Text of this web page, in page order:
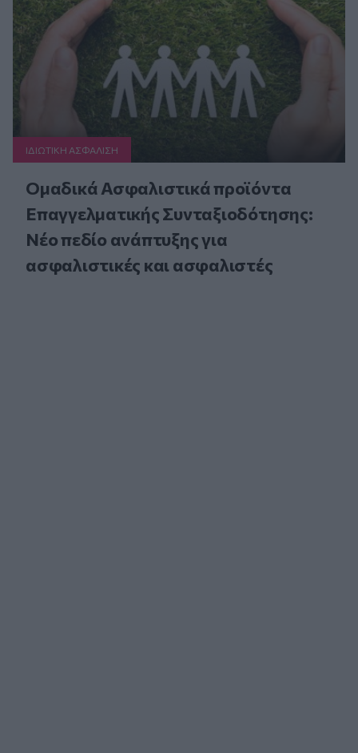
ΙΔΙΩΤΙΚΗ ΑΣΦAΛΙΣΗ
Ομαδικά Ασφαλιστικά προϊόντα
Επαγγελματικής Συνταξιοδότησης:
Νέο πεδίο ανάπτυξης για
ασφαλιστικές και ασφαλιστές